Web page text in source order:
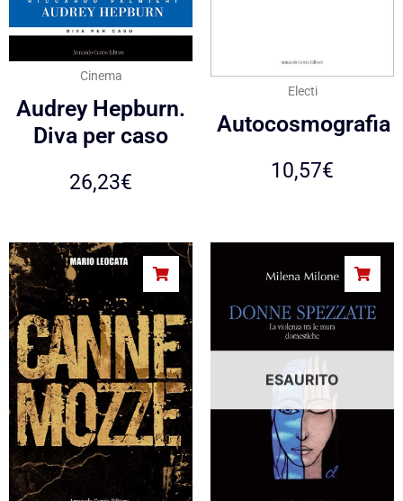
Cinema
Audrey Hepburn.
Diva per caso
26,23€
Electi
Autocosmografia
10,57€
ESAURITO